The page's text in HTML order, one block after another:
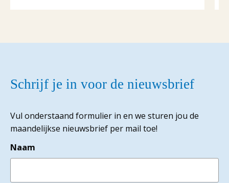
Schrijf je in voor de nieuwsbrief
Vul onderstaand formulier in en we sturen jou de
maandelijkse nieuwsbrief per mail toe!
Naam